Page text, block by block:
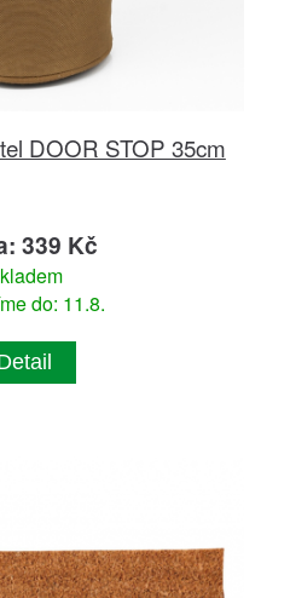
DOOR STOP 35cm
339 Kč
do: 11.8.